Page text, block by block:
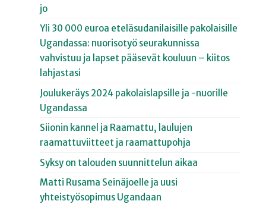
jo
Yli 30 000 euroa eteläsudanilaisille pakolaisille
Ugandassa: nuorisotyö seurakunnissa
vahvistuu ja lapset pääsevät kouluun – kiitos
lahjastasi
Joulukeräys 2024 pakolaislapsille ja -nuorille
Ugandassa
Siionin kannel ja Raamattu, laulujen
raamattuviitteet ja raamattupohja
Syksy on talouden suunnittelun aikaa
Matti Rusama Seinäjoelle ja uusi
yhteistyösopimus Ugandaan